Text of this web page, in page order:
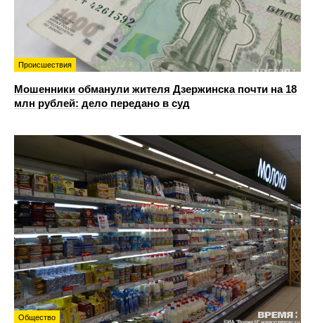
Происшествия
Мошенники обманули жителя Дзержинска почти на 18
млн рублей: дело передано в суд
Общество